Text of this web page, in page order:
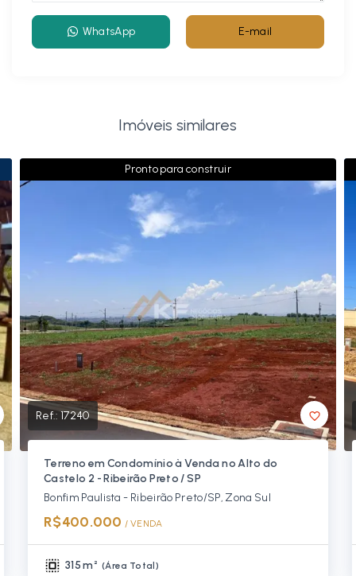
WhatsApp E-mail
Imóveis similares
Pronto para construir
Ref.:17240
Terreno em Condomínio à Venda no Alto do
Castelo 2 - Ribeirão Preto / SP
Bonfim Paulista - Ribeirão Preto/SP, Zona Sul
R$400.000 / VENDA
315 m² (Área Total )